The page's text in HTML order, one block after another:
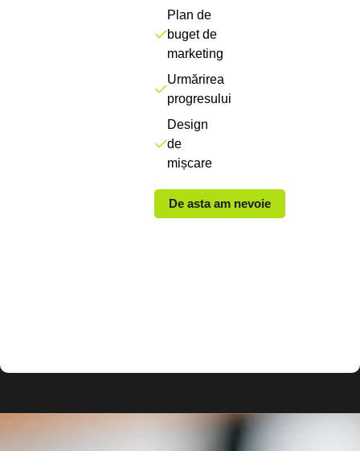
Plan de
buget de
marketing
Urmărirea
progresului
Design
de
mișcare
De asta am nevoie